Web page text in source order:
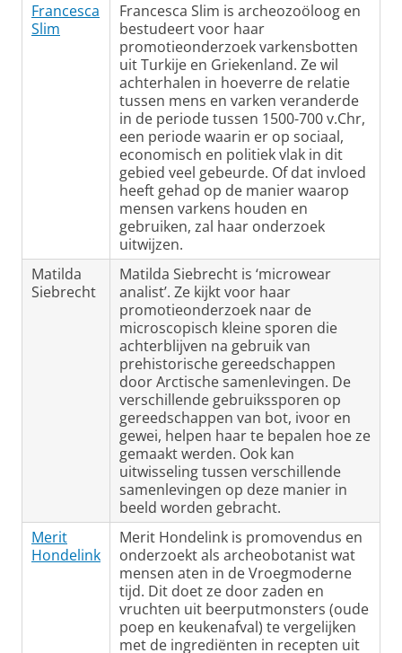
Francesca
Slim
Francesca Slim is archeozoöloog en
bestudeert voor haar
promotieonderzoek varkensbotten
uit Turkije en Griekenland. Ze wil
achterhalen in hoeverre de relatie
tussen mens en varken veranderde
in de periode tussen 1500-700 v.Chr,
een periode waarin er op sociaal,
economisch en politiek vlak in dit
gebied veel gebeurde. Of dat invloed
heeft gehad op de manier waarop
mensen varkens houden en
gebruiken, zal haar onderzoek
uitwijzen.
Matilda
Siebrecht
Matilda Siebrecht is ‘microwear
analist’. Ze kijkt voor haar
promotieonderzoek naar de
microscopisch kleine sporen die
achterblijven na gebruik van
prehistorische gereedschappen
door Arctische samenlevingen. De
verschillende gebruikssporen op
gereedschappen van bot, ivoor en
gewei, helpen haar te bepalen hoe ze
gemaakt werden. Ook kan
uitwisseling tussen verschillende
samenlevingen op deze manier in
beeld worden gebracht.
Merit
Hondelink
Merit Hondelink is promovendus en
onderzoekt als archeobotanist wat
mensen aten in de Vroegmoderne
tijd. Dit doet ze door zaden en
vruchten uit beerputmonsters (oude
poep en keukenafval) te vergelijken
met de ingrediënten in recepten uit